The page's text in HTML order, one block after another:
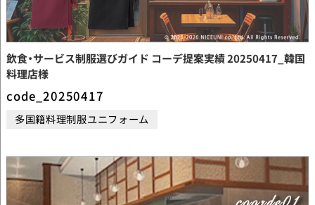
飲食・サービス制服選びガイド コーデ提案実績 20250417_韓国
料理店様
code_20250417
多国籍料理制服ユニフォーム